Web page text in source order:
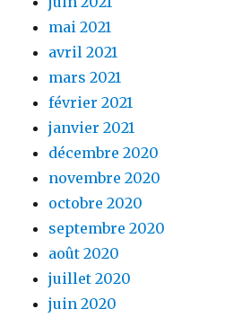
mai 2021
avril 2021
mars 2021
février 2021
janvier 2021
décembre 2020
novembre 2020
octobre 2020
septembre 2020
août 2020
juillet 2020
juin 2020